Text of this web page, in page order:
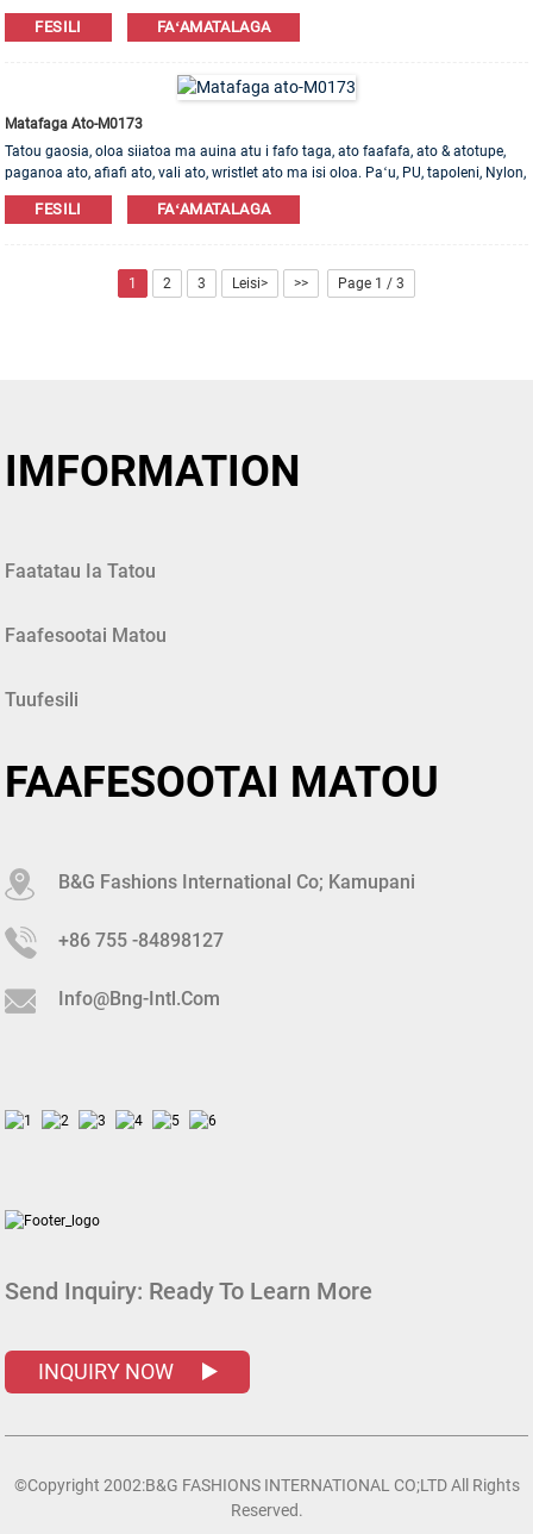
Cotton mea e maua. OEM & ODM poloaiga e talia!
FESILI FAʻAMATALAGA
Matafaga Ato-M0173
Tatou gaosia, oloa siiatoa ma auina atu i fafo taga, ato faafafa, ato & atotupe,
paganoa ato, afiafi ato, vali ato, wristlet ato ma isi oloa. Paʻu, PU, ​​tapoleni, Nylon,
Cotton mea e maua. OEM & ODM poloaiga e talia!
FESILI FAʻAMATALAGA
1 2 3 Leisi> >> Page 1 / 3
IMFORMATION
Faatatau Ia Tatou
Faafesootai Matou
Tuufesili
FAAFESOOTAI MATOU
B&G Fashions International Co; Kamupani
+86 755 -84898127
Info@bng-Intl.com
Send Inquiry: Ready To Learn More
INQUIRY NOW
©Copyright 2002:B&G FASHIONS INTERNATIONAL CO;LTD All Rights
Reserved.